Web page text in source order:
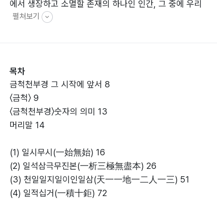
에서 생장하고 소멸할 존재의 하나인 인간, 그 중에 우리
민족(한민족)이 태극문양의 기(깃발)를 쓰며, 태극의 기운
이 배(倍)가 되는 민족이란 뜻이다. 이러한 한민족이기에
이 〈금척>을 통하여 비밀을 열게 하셨음이다. 이제 이 〈금
척천부경〉에서 이 태극의 기운을 물려받은 사람에게 어떤
일이 생길 것이며 또한, 어떻게 살아서, 어디를 향해 가야
하는지를 이 경을 통하여 스스로 깨닫고 행할 수 있어야만
펼쳐보기
목차
금척천부경 그 시작에 앞서 8
〈금척〉 9
〈금척천부경〉숫자의 의미 13
머리말 14
(1) 일시무시(一始無始) 16
(2) 일석삼극무진본(一析三極無盡本) 26
(3) 천일일지일이인일삼(天一一地一二人一三) 51
(4) 일적십거(一積十鉅) 72